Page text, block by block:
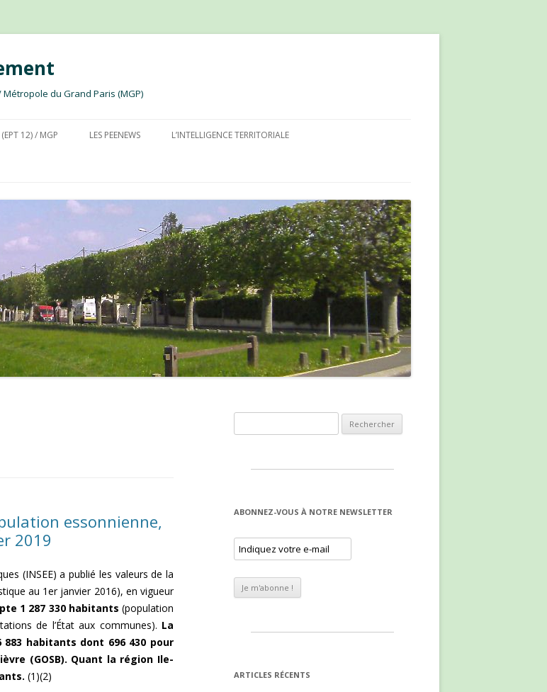
du Grand Paris (MGP)
12) / MGP LES PEENEWS L’INTELLIGENCE TERRITORIALE
essonnienne,
2019
(INSEE) a publié les valeurs de la
au 1er janvier 2016), en vigueur
1 287 330 habitants (population
de l’État aux communes). La
habitants dont 696 430 pour
(GOSB). Quant la région Ile-
(1)(2)
ABONNEZ-VOUS À NOTRE NEWSLETTER
ARTICLES RÉCENTS